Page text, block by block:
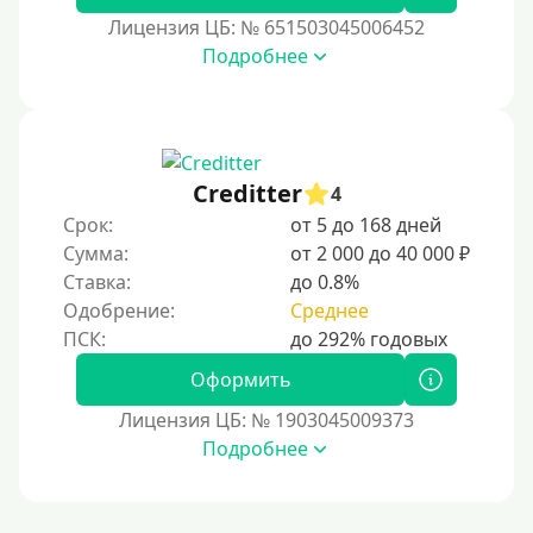
В ломбарде
Денежным переводом
По СМС
На электронный кошелек
На Юмани (ЮMoney)
На Яндекс Деньги
Без привязки карты
Пополнение Киви-кошелька
Пополнение Киви-кошелька без СНИЛС
Лицензия ЦБ: № 651503045006452
Подробнее
Creditter
4
Срок:
от 5 до 168 дней
Сумма:
от 2 000 до 40 000 ₽
Ставка:
до 0.8%
Одобрение:
Среднее
Оформить
Лицензия ЦБ: № 1903045009373
Подробнее